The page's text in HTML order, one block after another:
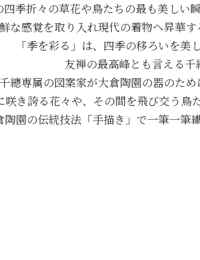
四季折々の草花や鳥たちの最も美し
な感覚を取り入れ現代の着物へ昇華
「季を彩る」は、四季の移ろいを
友禅の最高峰とも言える
千總専属の図案家が大倉陶園の器のた
咲き誇る花々や、その間を飛び交う鳥
陶園の伝統技法「手描き」で一筆一筆